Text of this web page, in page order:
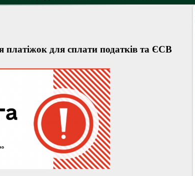
платіжок для сплати податків та ЄСВ